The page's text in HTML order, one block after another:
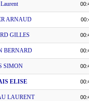
ARNAUD
GILLES
BERNARD
SIMON
ELISE
LAURENT